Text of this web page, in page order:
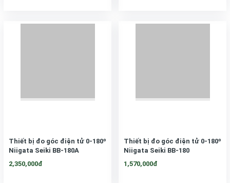
Thiết bị đo góc điện tử 0-180º
Niigata Seiki BB-180A
2,350,000đ
Thiết bị đo góc điện tử 0-180º
Niigata Seiki BB-180
1,570,000đ